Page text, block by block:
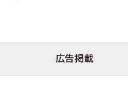
広告掲載